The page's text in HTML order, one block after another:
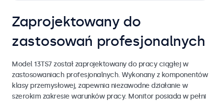
Zaprojektowany do
zastosowań profesjonalnych
Model 13TS7 został zaprojektowany do pracy ciągłej w
zastosowaniach profesjonalnych. Wykonany z komponentów
klasy przemysłowej, zapewnia niezawodne działanie w
szerokim zakresie warunków pracy. Monitor posiada w pełni